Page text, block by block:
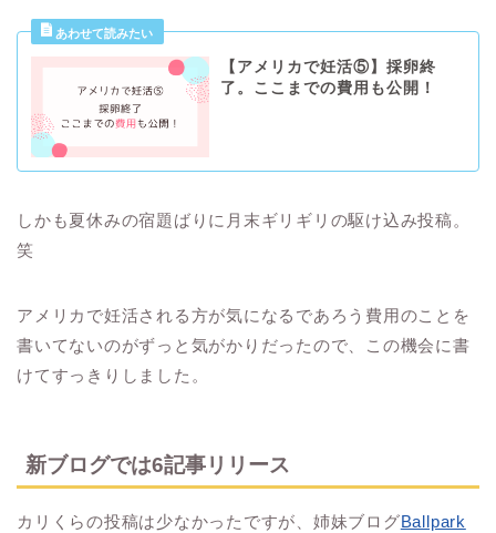
【アメリカで妊活⑤】採卵終
了。ここまでの費用も公開！
しかも夏休みの宿題ばりに月末ギリギリの駆け込み投稿。
笑
アメリカで妊活される方が気になるであろう費用のことを
書いてないのがずっと気がかりだったので、この機会に書
けてすっきりしました。
新ブログでは6記事リリース
カリくらの投稿は少なかったですが、姉妹ブログBallpark